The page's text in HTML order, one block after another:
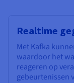
Realtime
Met Kafka
waardoor het
reageren op
gebeurtenissen